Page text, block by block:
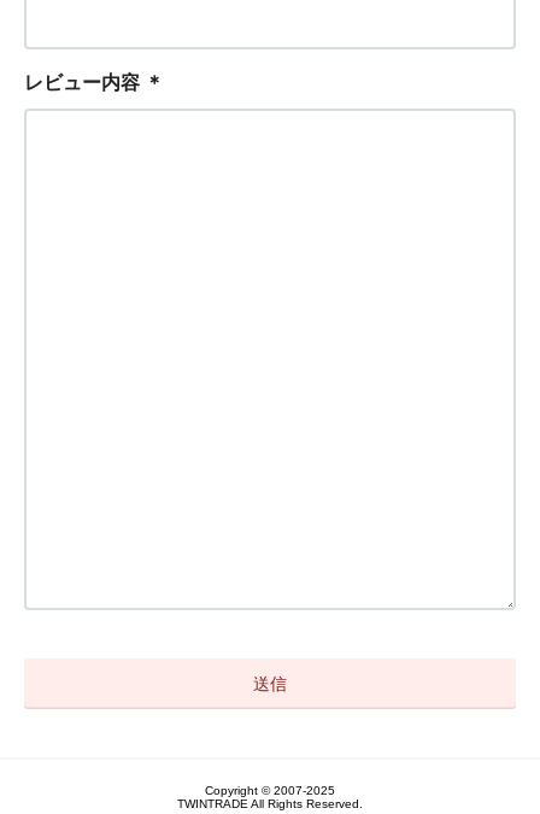
レビュー内容 ＊
Copyright © 2007-2025
TWINTRADE All Rights Reserved.